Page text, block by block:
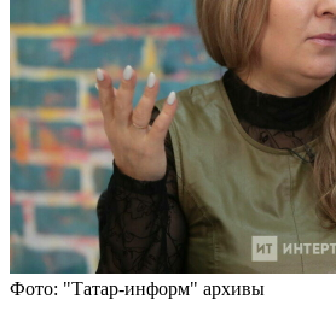
Фото: "Татар-информ" архивы